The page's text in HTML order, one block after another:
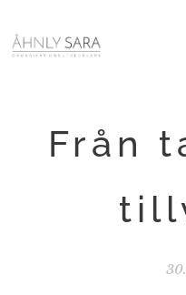
Från